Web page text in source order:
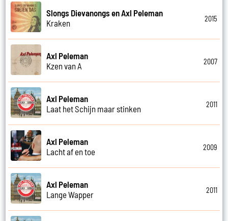
Slongs Dievanongs en Axl Peleman
Kraken
2015
Axl Peleman
Kzen van A
2007
Axl Peleman
Laat het Schijn maar stinken
2011
Axl Peleman
Lacht af en toe
2009
Axl Peleman
Lange Wapper
2011